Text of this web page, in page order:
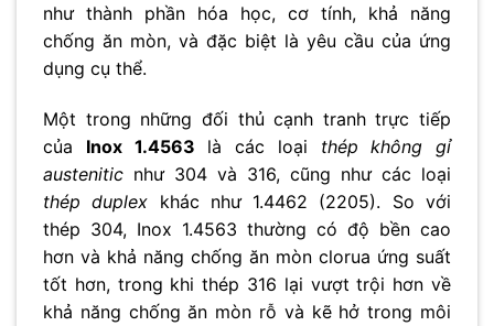
như thành phần hóa học, cơ tính, khả năng
chống ăn mòn, và đặc biệt là yêu cầu của ứng
dụng cụ thể.
Một trong những đối thủ cạnh tranh trực tiếp
của Inox 1.4563 là các loại thép không gỉ
austenitic như 304 và 316, cũng như các loại
thép duplex khác như 1.4462 (2205). So với
thép 304, Inox 1.4563 thường có độ bền cao
hơn và khả năng chống ăn mòn clorua ứng suất
tốt hơn, trong khi thép 316 lại vượt trội hơn về
khả năng chống ăn mòn rỗ và kẽ hở trong môi